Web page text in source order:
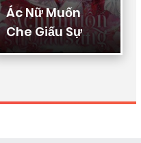
Ác Nữ Muốn
Che Giấu Sự
Giàu Sang